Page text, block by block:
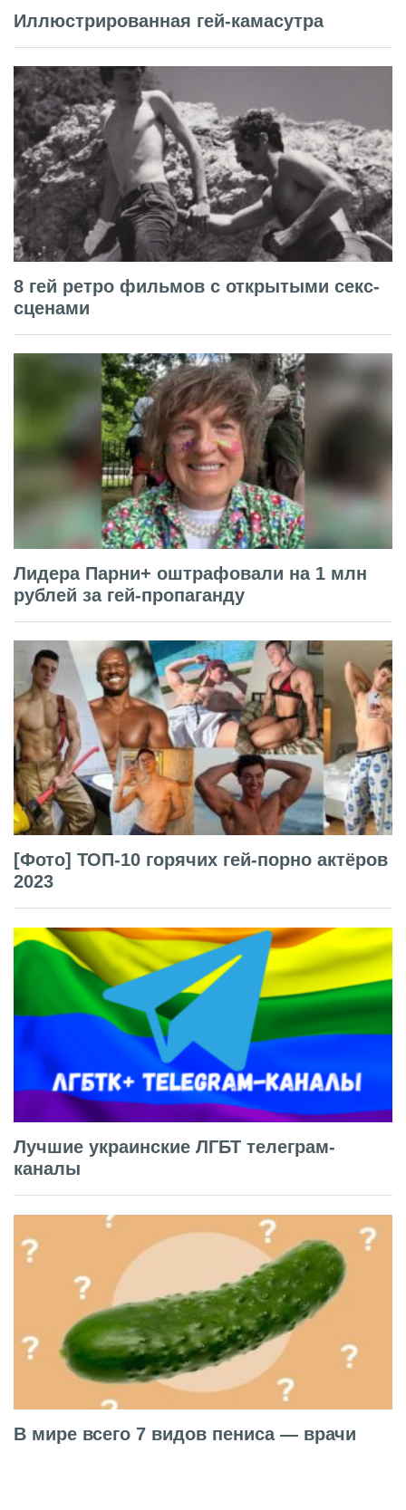
Иллюстрированная гей-камасутра
8 гей ретро фильмов с открытыми секс-
сценами
Лидера Парни+ оштрафовали на 1 млн
рублей за гей-пропаганду
[Фото] ТОП-10 горячих гей-порно актёров
2023
Лучшие украинские ЛГБТ телеграм-
каналы
В мире всего 7 видов пениса — врачи